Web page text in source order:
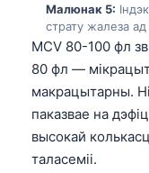
Малюнак 5:
страту жалеза
MCV 80-100 фл
80 фл —
макрацытарны.
паказвае на
высокай
таласеміі.